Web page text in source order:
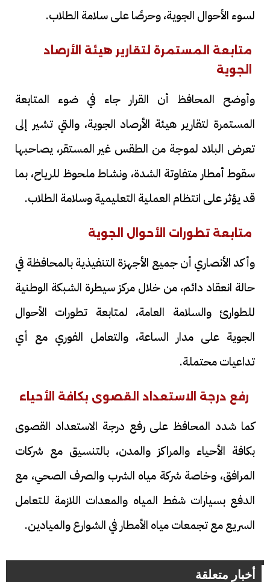
لسوء الأحوال الجوية، وحرصًا على سلامة الطلاب.
متابعة المستمرة لتقارير هيئة الأرصاد
الجوية
وأوضح المحافظ أن القرار جاء في ضوء المتابعة
المستمرة لتقارير هيئة الأرصاد الجوية، والتي تشير إلى
تعرض البلاد لموجة من الطقس غير المستقر، يصاحبها
سقوط أمطار متفاوتة الشدة، ونشاط ملحوظ للرياح، بما
قد يؤثر على انتظام العملية التعليمية وسلامة الطلاب.
متابعة تطورات الأحوال الجوية
وأكد الأنصاري أن جميع الأجهزة التنفيذية بالمحافظة في
حالة انعقاد دائم، من خلال مركز سيطرة الشبكة الوطنية
للطوارئ والسلامة العامة، لمتابعة تطورات الأحوال
الجوية على مدار الساعة، والتعامل الفوري مع أي
تداعيات محتملة.
رفع درجة الاستعداد القصوى بكافة الأحياء
كما شدد المحافظ على رفع درجة الاستعداد القصوى
بكافة الأحياء والمراكز والمدن، بالتنسيق مع شركات
المرافق، وخاصة شركة مياه الشرب والصرف الصحي، مع
الدفع بسيارات شفط المياه والمعدات اللازمة للتعامل
السريع مع تجمعات مياه الأمطار في الشوارع والميادين.
أخبار متعلقة